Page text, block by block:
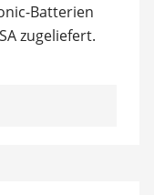
Batterien
zugeliefert.